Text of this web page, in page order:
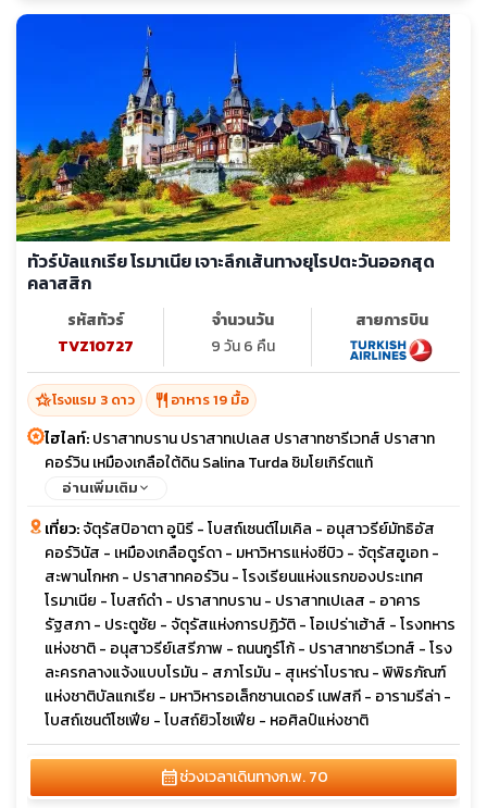
ทัวร์บัลแกเรีย โรมาเนีย เจาะลึกเส้นทางยุโรปตะวันออกสุด
คลาสสิก
รหัสทัวร์
TVZ10727
จำนวนวัน
9 วัน 6 คืน
สายการบิน
hotel_classโรงแรม 3 ดาว restaurant อาหาร 19 มื้อ
ไฮไลท์:ปราสาทบราน ปราสาทเปเลส ปราสาทซารีเวทส์ ปราสาท
คอร์วิน เหมืองเกลือใต้ดิน Salina Turda ชิมโยเกิร์ตแท้
อ่านเพิ่มเติม
เที่ยว:จัตุรัสปิอาตา อูนิรี - โบสถ์เซนต์ไมเคิล - อนุสาวรีย์มัทธิอัส
คอร์วินัส - เหมืองเกลือตูร์ดา - มหาวิหารแห่งซีบิว - จัตุรัสฮูเอท -
สะพานโกหก - ปราสาทคอร์วิน - โรงเรียนแห่งแรกของประเทศ
โรมาเนีย - โบสถ์ดำ - ปราสาทบราน - ปราสาทเปเลส - อาคาร
รัฐสภา - ประตูชัย - จัตุรัสแห่งการปฏิวัติ - โอเปร่าเฮ้าส์ - โรงทหาร
แห่งชาติ - อนุสาวรีย์เสรีภาพ - ถนนกูร์โก้ - ปราสาทซารีเวทส์ - โรง
ละครกลางแจ้งแบบโรมัน - สภาโรมัน - สุเหร่าโบราณ - พิพิธภัณฑ์
แห่งชาติบัลแกเรีย - มหาวิหารอเล็กซานเดอร์ เนฟสกี - อารามรีล่า -
โบสถ์เซนต์โซเฟีย - โบสถ์ยิวโซเฟีย - หอศิลป์แห่งชาติ
calendar_monthช่วงเวลาเดินทางก.พ. 70